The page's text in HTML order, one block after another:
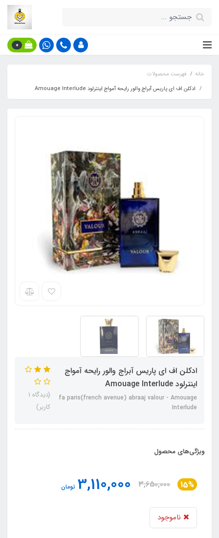
0
خانه
فهرست محصولات
ادکلن اف ای پاریس آبراج والور رایحه آمواج اینترلود Amouage Interlude
ادکلن اف ای پاریس آبراج والور رایحه آمواج
اینترلود Amouage Interlude
fa paris(french avenue) abraaj valour - Amouage
Interlude
(دیدگاه 1
کاربر)
ویژگی‌های محصول
15%
3,650,000
3,110,000 تومان
ناموجود